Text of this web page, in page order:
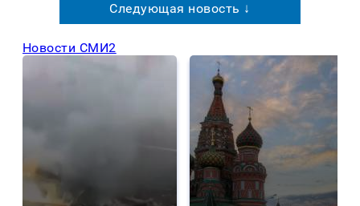
Следующая новость ↓
Новости СМИ2